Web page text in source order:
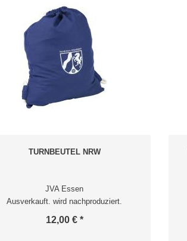
TURNBEUTEL NRW
JVA Essen
Ausverkauft. wird nachproduziert.
12,00 € *